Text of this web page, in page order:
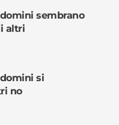
sembrano
altri
si
no